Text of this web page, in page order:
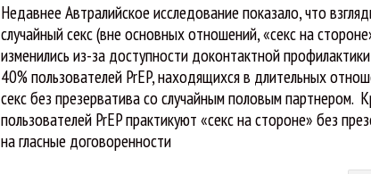
Недавнее Автралийское исследование показало, что
случайный секс (вне основных отношений, «секс на
изменились из-за доступности доконтактной
40% пользователей PrEP, находящихся в длительных
секс без презерватива со случайным половым партнером.
пользователей PrEP практикуют «секс на стороне» без
на гласные договоренности